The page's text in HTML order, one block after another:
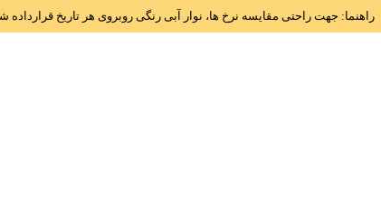
راهنما: جهت راحتی مقایسه نرخ ها، نوار آبی رنگی روبروی هر تاریخ